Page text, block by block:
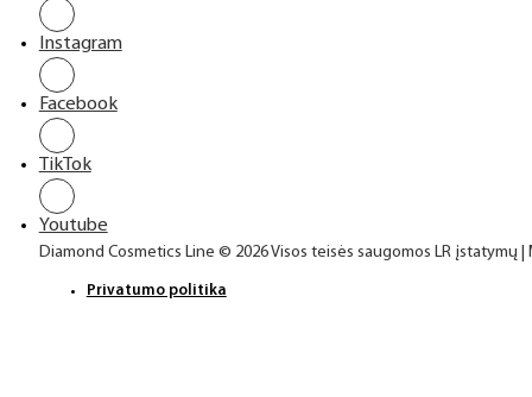
Instagram
Facebook
TikTok
Youtube
Diamond Cosmetics Line © 2026 Visos teisės saugomos LR įstatymų
Privatumo politika